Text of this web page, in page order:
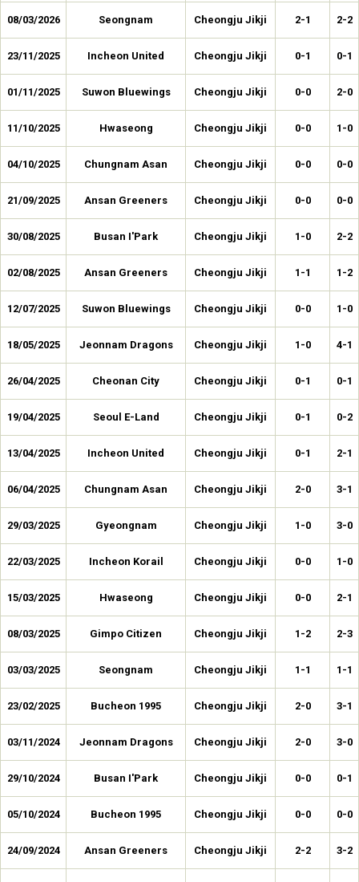
08/03/2026 Seongnam Cheongju Jikji 2-1 2-2
23/11/2025 Incheon United Cheongju Jikji 0-1 0-1
01/11/2025 Suwon Bluewings Cheongju Jikji 0-0 2-0
11/10/2025 Hwaseong Cheongju Jikji 0-0 1-0
04/10/2025 Chungnam Asan Cheongju Jikji 0-0 0-0
21/09/2025 Ansan Greeners Cheongju Jikji 0-0 0-0
30/08/2025 Busan I'Park Cheongju Jikji 1-0 2-2
02/08/2025 Ansan Greeners Cheongju Jikji 1-1 1-2
12/07/2025 Suwon Bluewings Cheongju Jikji 0-0 1-0
18/05/2025 Jeonnam Dragons Cheongju Jikji 1-0 4-1
26/04/2025 Cheonan City Cheongju Jikji 0-1 0-1
19/04/2025 Seoul E-Land Cheongju Jikji 0-1 0-2
13/04/2025 Incheon United Cheongju Jikji 0-1 2-1
06/04/2025 Chungnam Asan Cheongju Jikji 2-0 3-1
29/03/2025 Gyeongnam Cheongju Jikji 1-0 3-0
22/03/2025 Incheon Korail Cheongju Jikji 0-0 1-0
15/03/2025 Hwaseong Cheongju Jikji 0-0 2-1
08/03/2025 Gimpo Citizen Cheongju Jikji 1-2 2-3
03/03/2025 Seongnam Cheongju Jikji 1-1 1-1
23/02/2025 Bucheon 1995 Cheongju Jikji 2-0 3-1
03/11/2024 Jeonnam Dragons Cheongju Jikji 2-0 3-0
29/10/2024 Busan I'Park Cheongju Jikji 0-0 0-1
05/10/2024 Bucheon 1995 Cheongju Jikji 0-0 0-0
24/09/2024 Ansan Greeners Cheongju Jikji 2-2 3-2